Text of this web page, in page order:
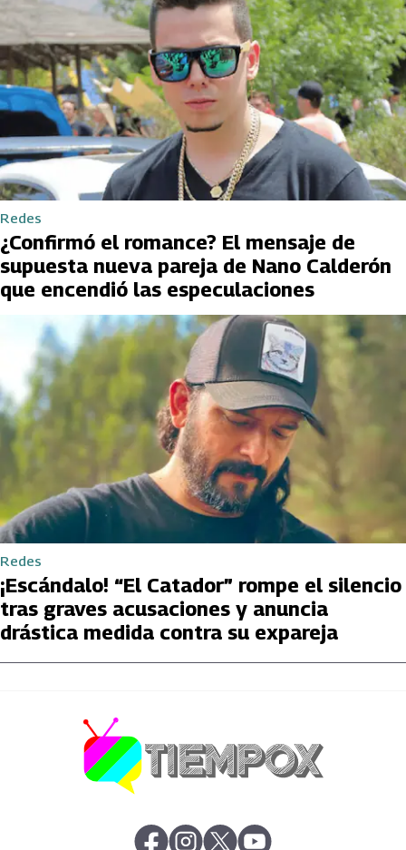
Redes
¿Confirmó el romance? El mensaje de
supuesta nueva pareja de Nano Calderón
que encendió las especulaciones
Redes
¡Escándalo! “El Catador” rompe el silencio
tras graves acusaciones y anuncia
drástica medida contra su expareja
abre en nueva pestaña
abre en nueva pestaña
abre en nueva pestaña